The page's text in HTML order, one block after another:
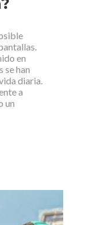
en
se han
diaria.
a
un